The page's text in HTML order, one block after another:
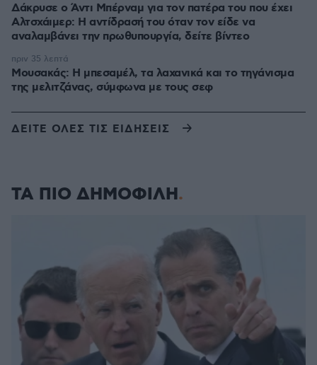
Δάκρυσε ο Άντι Μπέρναμ για τον πατέρα του που έχει
Αλτσχάιμερ: Η αντίδρασή του όταν τον είδε να
αναλαμβάνει την πρωθυπουργία, δείτε βίντεο
Μουσακάς: Η μπεσαμέλ, τα λαχανικά και το τηγάνισμα
της μελιτζάνας, σύμφωνα με τους σεφ
πριν 35 λεπτά
ΔΕΙΤΕ ΟΛΕΣ ΤΙΣ ΕΙΔΗΣΕΙΣ
ΤΑ ΠΙΟ ΔΗΜΟΦΙΛΗ